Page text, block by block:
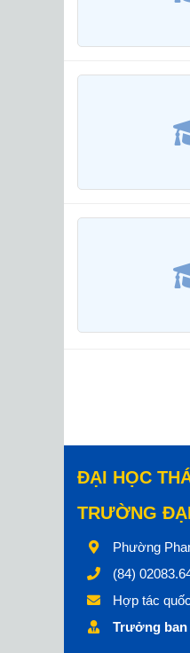
ĐẠI HỌC
TRƯỜNG
Phường
(84)
Hợp tác
Trưởng ban